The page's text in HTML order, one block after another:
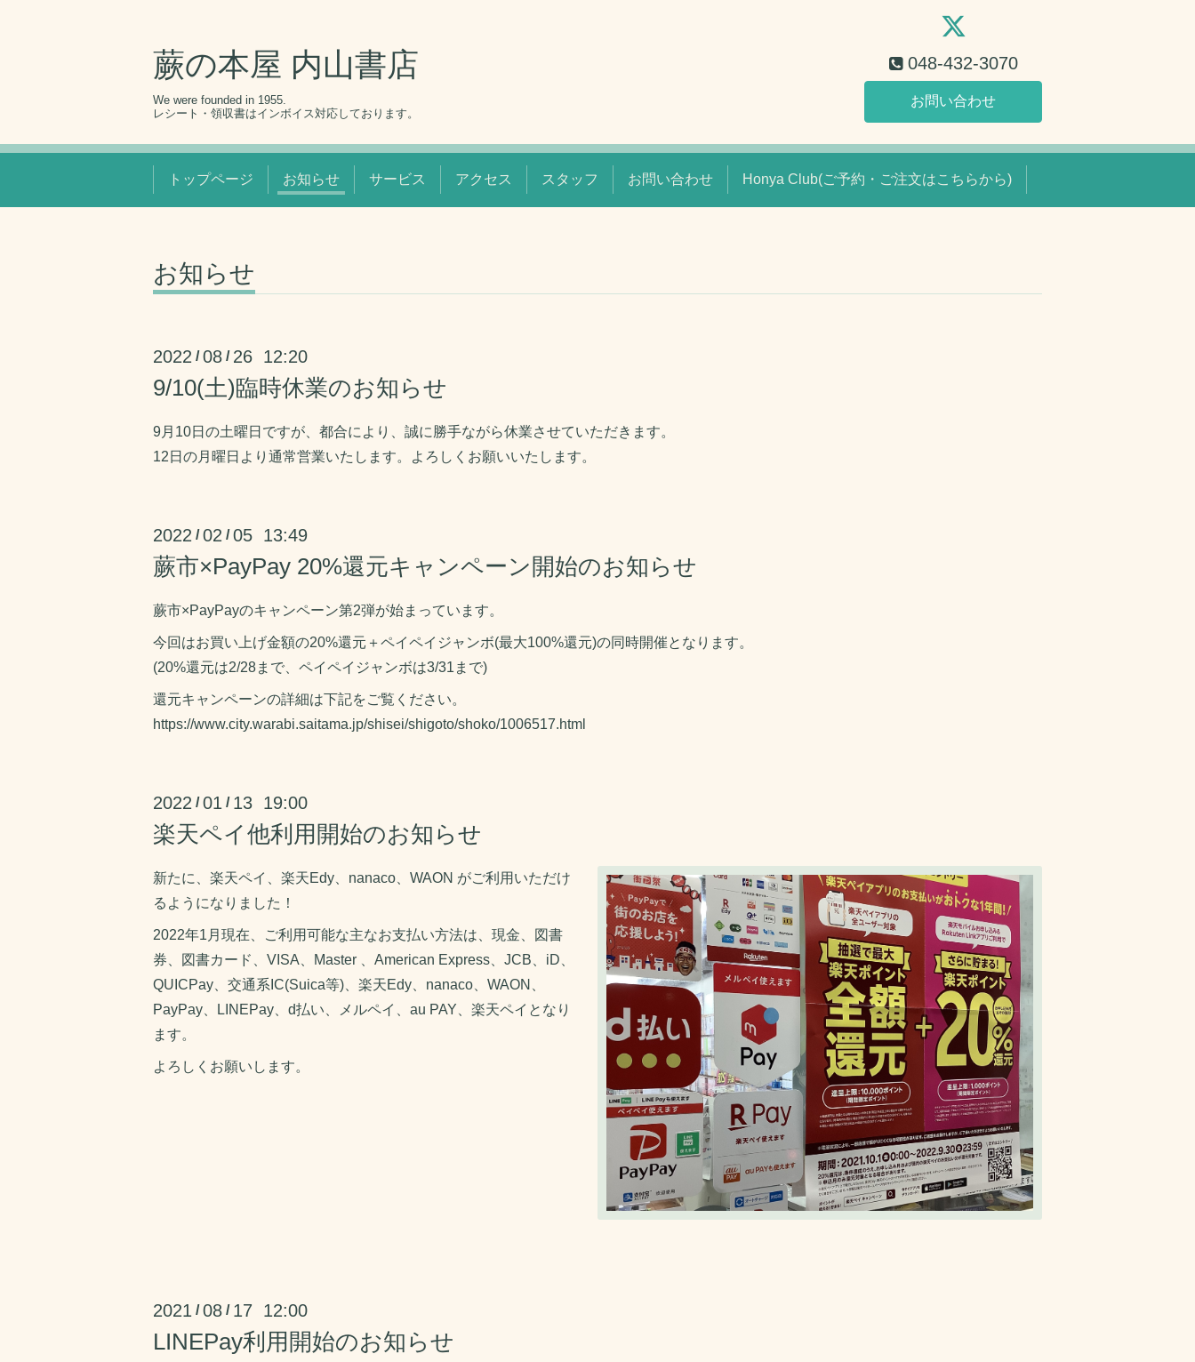
蕨の本屋 内山書店
We were founded in 1955.
レシート・領収書はインボイス対応しております。
048-432-3070
お問い合わせ
トップページ お知らせ サービス アクセス スタッフ お問い合わせ Honya Club(ご予約・ご注文はこちらから)
お知らせ
2022 /08 / 26 12:20
9/10(土)臨時休業のお知らせ
9月10日の土曜日ですが、都合により、誠に勝手ながら休業させていただきます。
12日の月曜日より通常営業いたします。よろしくお願いいたします。
2022 /02 /05 13:49
蕨市×PayPay 20%還元キャンペーン開始のお知らせ
蕨市×PayPayのキャンペーン第2弾が始まっています。
今回はお買い上げ金額の20%還元＋ペイペイジャンボ(最大100%還元)の同時開催となります。
(20%還元は2/28まで、ペイペイジャンボは3/31まで)
還元キャンペーンの詳細は下記をご覧ください。
https://www.city.warabi.saitama.jp/shisei/shigoto/shoko/1006517.html
2022 /01 / 13 19:00
楽天ペイ他利用開始のお知らせ
新たに、楽天ペイ、楽天Edy、nanaco、WAON がご利用いただけ
るようになりました！
2022年1月現在、ご利用可能な主なお支払い方法は、現金、図書
券、図書カード、VISA、Master 、American Express、JCB、iD、
QUICPay、交通系IC(Suica等)、楽天Edy、nanaco、WAON、
PayPay、LINEPay、d払い、メルペイ、au PAY、楽天ペイとなり
ます。
よろしくお願いします。
2021 /08 / 17 12:00
LINEPay利用開始のお知らせ